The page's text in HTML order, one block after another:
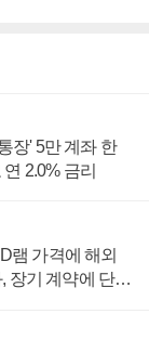
장' 5만 계좌 한
2.0% 금리
램 가격에 해외
장기 계약에 단점